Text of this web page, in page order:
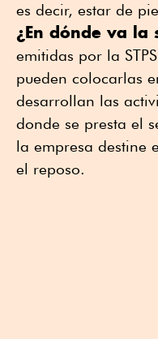
es decir, estar de
¿En dónde va la
emitidas por la
pueden colocarlas
desarrollan las
donde se presta el
la empresa destine
el reposo.